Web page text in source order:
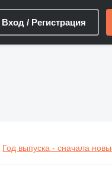
Вход / Регистрация
Год выпуска - сначала